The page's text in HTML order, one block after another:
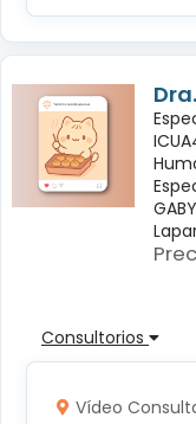
Consultorios
Vídeo